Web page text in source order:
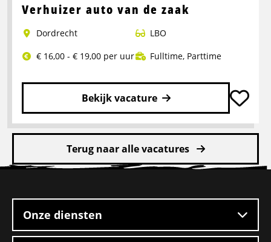
over
auto
van
de
zaak
Verhuizer auto van de zaak
Dordrecht
LBO
€ 16,00 - € 19,00 per uur
Fulltime, Parttime
Bekijk vacature
Lees
meer
Verhuizer
zaak
Terug naar alle vacatures
footer
Onze diensten